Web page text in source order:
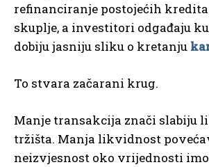
refinanciranje postojećih
skuplje, a investitori odgađaju
dobiju jasniju sliku o kretanju
To stvara začarani krug.
Manje transakcija znači slabiju
tržišta. Manja likvidnost
neizvjesnost oko vrijednosti